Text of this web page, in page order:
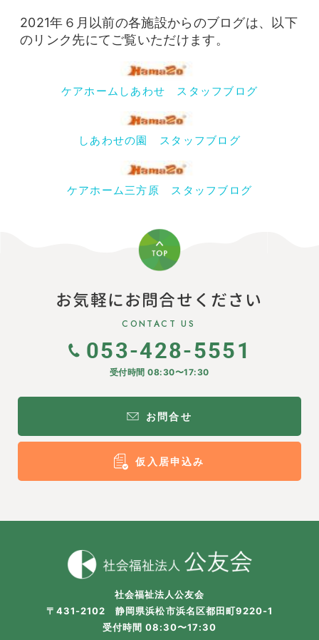
2021年６月以前の各施設からのブログは、以下
のリンク先にてご覧いただけます。
ケアホームしあわせ スタッフブログ
しあわせの園 スタッフブログ
ケアホーム三方原 スタッフブログ
お気軽にお問合せください
CONTACT US
053-428-5551
受付時間 08:30〜17:30
お問合せ
仮入居申込み
社会福祉法人公友会
〒431-2102 静岡県浜松市浜名区都田町9220-1
受付時間 08:30〜17:30